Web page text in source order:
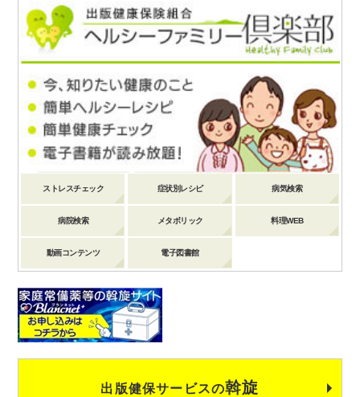
ストレスチェック 症状別レシピ 病気検索
病院検索 メタボリック 料理WEB
動画コンテンツ 電子図書館
出版健保サービスの斡旋